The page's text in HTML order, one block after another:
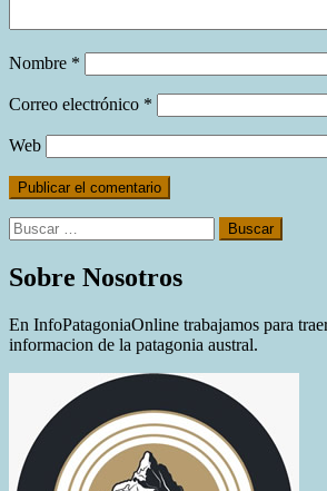
Nombre *
Correo electrónico *
Web
Buscar:
Sobre Nosotros
En InfoPatagoniaOnline trabajamos para
informacion de la patagonia austral.